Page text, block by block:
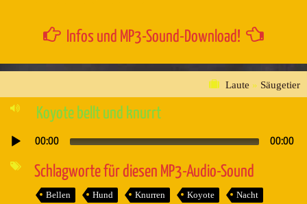
Infos und MP3-Sound-Download!
Laute » Säugetier
Koyote bellt und knurrt
Audio-
00:00 00:00
Schlagworte für diesen MP3-Audio-Sound
Bellen Hund Knurren Koyote Nacht